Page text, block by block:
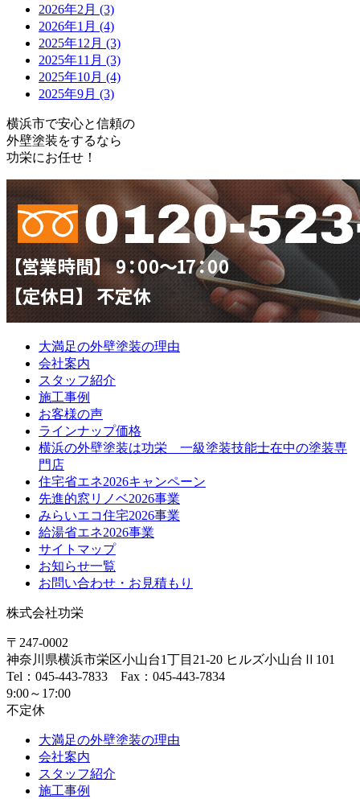
2026年2月 (3)
2026年1月 (4)
2025年12月 (3)
2025年11月 (3)
2025年10月 (4)
2025年9月 (3)
横浜市で安心と信頼の
外壁塗装をするなら
功栄にお任せ！
大満足の外壁塗装の理由
会社案内
スタッフ紹介
施工事例
お客様の声
ラインナップ価格
横浜の外壁塗装は功栄 一級塗装技能士在中の塗装専
門店
住宅省エネ2026キャンペーン
先進的窓リノベ2026事業
みらいエコ住宅2026事業
給湯省エネ2026事業
サイトマップ
お知らせ一覧
お問い合わせ・お見積もり
株式会社功栄
〒247-0002
神奈川県横浜市栄区小山台1丁目21-20 ヒルズ小山台Ⅱ101
Tel：045-443-7833 Fax：045-443-7834
9:00～17:00
不定休
大満足の外壁塗装の理由
会社案内
スタッフ紹介
施工事例